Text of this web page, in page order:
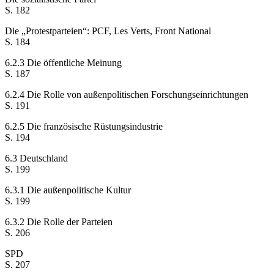
S. 182
Die „Protestparteien“: PCF, Les Verts, Front National
S. 184
6.2.3 Die öffentliche Meinung
S. 187
6.2.4 Die Rolle von außenpolitischen Forschungseinrichtungen
S. 191
6.2.5 Die französische Rüstungsindustrie
S. 194
6.3 Deutschland
S. 199
6.3.1 Die außenpolitische Kultur
S. 199
6.3.2 Die Rolle der Parteien
S. 206
SPD
S. 207